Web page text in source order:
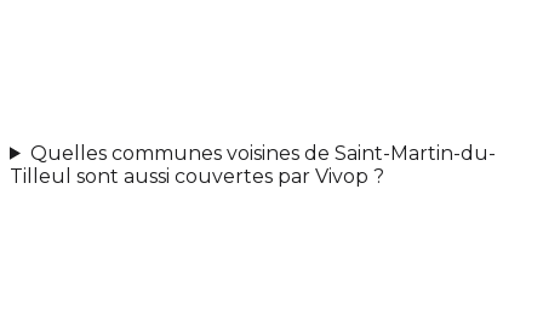
Quelles communes voisines de Saint-Martin-du-
Tilleul sont aussi couvertes par Vivop ?